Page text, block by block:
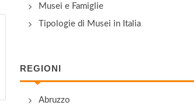
Musei e Famiglie
Tipologie di Musei in Italia
REGIONI
Abruzzo